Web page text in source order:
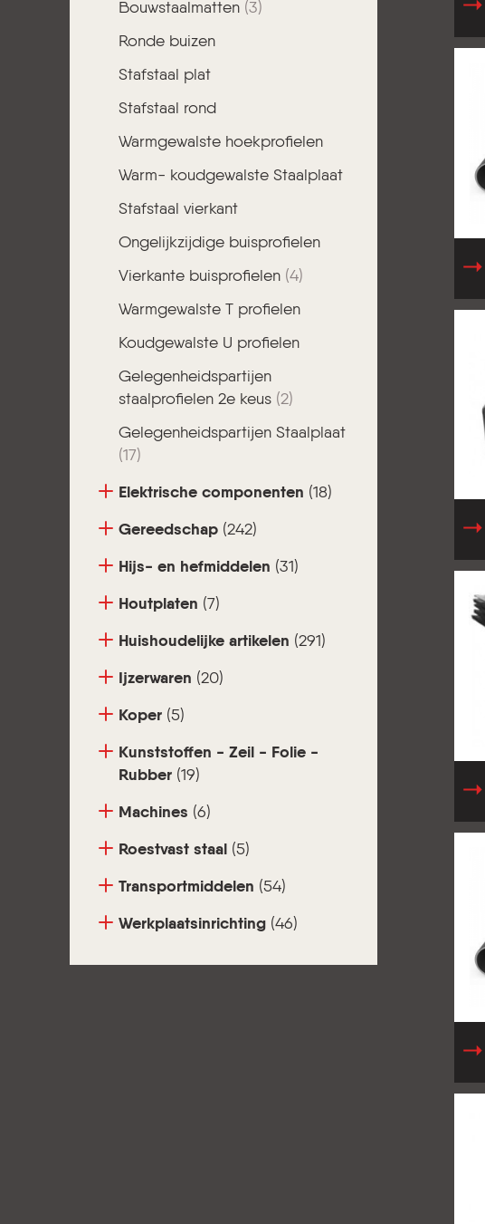
Bouwstaalmatten (3)
Ronde buizen
Stafstaal plat
Stafstaal rond
Warmgewalste hoekprofielen
Warm- koudgewalste Staalplaat
Stafstaal vierkant
Ongelijkzijdige buisprofielen
Vierkante buisprofielen (4)
Warmgewalste T profielen
Koudgewalste U profielen
Gelegenheidspartijen
staalprofielen 2e keus (2)
Gelegenheidspartijen Staalplaat
(17)
Elektrische componenten (18)
Gereedschap (242)
Hijs- en hefmiddelen (31)
Houtplaten (7)
Huishoudelijke artikelen (291)
Ijzerwaren (20)
Koper (5)
Kunststoffen - Zeil - Folie -
Rubber (19)
Machines (6)
Roestvast staal (5)
Transportmiddelen (54)
Werkplaatsinrichting (46)